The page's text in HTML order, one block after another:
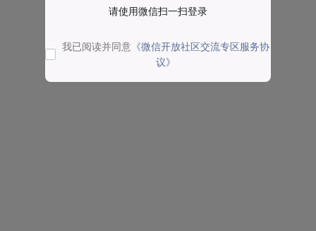
请使用微信扫一扫登录
我已阅读并同意 《微信开放社区交流专区服务协
议》